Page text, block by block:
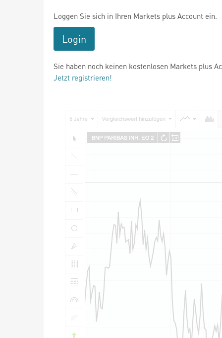
Loggen Sie sich in Ihren Markets plus Account ein.
Login
Sie haben noch keinen kostenlosen Markets plus
Jetzt registrieren!